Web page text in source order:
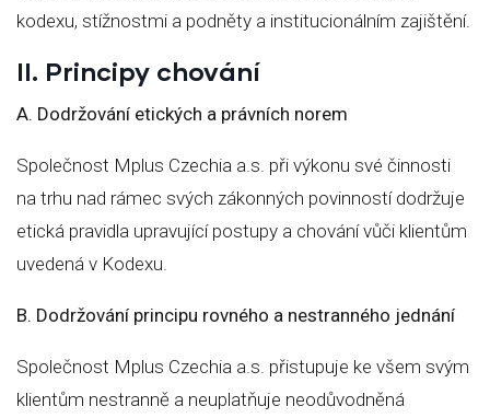
kodexu, stížnostmi a podněty a institucionálním zajištění.
II. Principy chování
A. Dodržování etických a právních norem
Společnost Mplus Czechia a.s. při výkonu své činnosti
na trhu nad rámec svých zákonných povinností dodržuje
etická pravidla upravující postupy a chování vůči klientům
uvedená v Kodexu.
B. Dodržování principu rovného a nestranného jednání
Společnost Mplus Czechia a.s. přistupuje ke všem svým
klientům nestranně a neuplatňuje neodůvodněná